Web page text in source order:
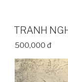
TRANH
500,000 đ